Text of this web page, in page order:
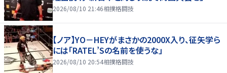
2026/08/10 21:46相撲格闘技
【ノア】YO－HEYがまさかの2000X入り、征矢学ら
には「RATEL’Sの名前を使うな」
2026/08/10 20:54相撲格闘技